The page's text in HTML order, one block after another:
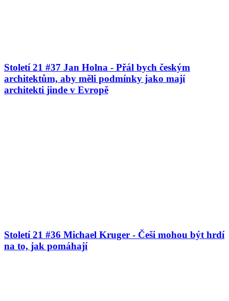
Století 21 #37 Jan Holna - Přál bych českým
architektům, aby měli podmínky jako mají
architekti jinde v Evropě
Století 21 #36 Michael Kruger - Češi mohou být hrdí
na to, jak pomáhají